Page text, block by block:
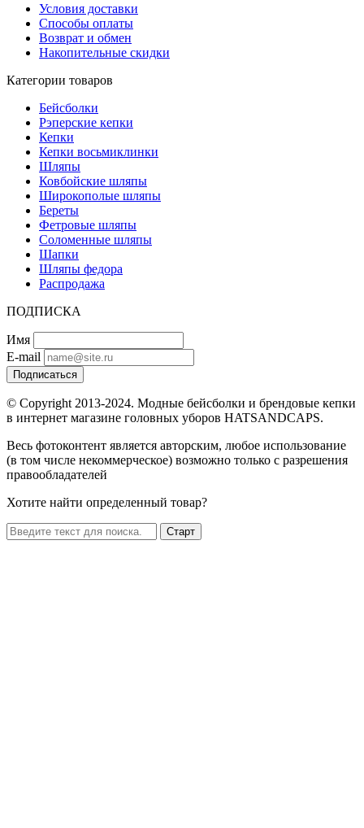
Условия доставки
Способы оплаты
Возврат и обмен
Накопительные скидки
Категории товаров
Бейсболки
Рэперские кепки
Кепки
Кепки восьмиклинки
Шляпы
Ковбойские шляпы
Широкополые шляпы
Береты
Фетровые шляпы
Соломенные шляпы
Шапки
Шляпы федора
Распродажа
ПОДПИСКА
Имя
E-mail
Подписаться
© Copyright 2013-2024. Модные бейсболки и брендовые кепки
в интернет магазине головных уборов HATSANDCAPS.
Весь фотоконтент является авторским, любое использование
(в том числе некоммерческое) возможно только с разрешения
правообладателей
Хотите найти определенный товар?
Старт